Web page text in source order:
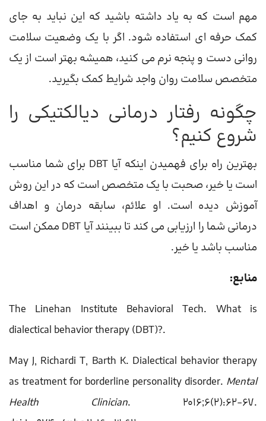
مهم است که به یاد داشته باشید که این نباید به جای
کمک حرفه ای استفاده شود. اگر با یک وضعیت سلامت
روانی دست و پنجه نرم می کنید، همیشه بهتر است از یک
متخصص سلامت روان واجد شرایط کمک بگیرید.
چگونه رفتار درمانی دیالکتیکی را
شروع کنیم؟
بهترین راه برای فهمیدن اینکه آیا DBT برای شما مناسب
است یا خیر، صحبت با یک متخصص است که در این روش
آموزش دیده است. او علائم، سابقه درمان و اهداف
درمانی شما را ارزیابی می کند تا ببینند آیا DBT ممکن است
مناسب باشد یا خیر.
منابع:
The Linehan Institute Behavioral Tech. What is
dialectical behavior therapy (DBT)?.
May J, Richardi T, Barth K. Dialectical behavior therapy
as treatment for borderline personality disorder. Mental
Health Clinician. 2016;6(2):62-67.